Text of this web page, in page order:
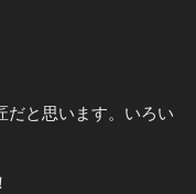
だと思います。いろい